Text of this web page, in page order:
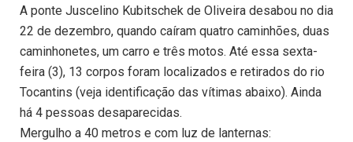
A ponte Juscelino Kubitschek de Oliveira desabou no dia
22 de dezembro, quando caíram quatro caminhões, duas
caminhonetes, um carro e três motos. Até essa sexta-
feira (3), 13 corpos foram localizados e retirados do rio
Tocantins (veja identificação das vítimas abaixo). Ainda
há 4 pessoas desaparecidas.
Mergulho a 40 metros e com luz de lanternas: